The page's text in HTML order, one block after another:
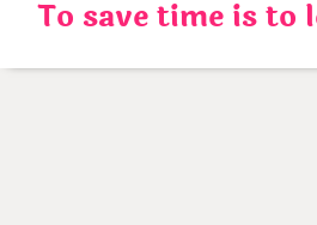
content
To save time is to